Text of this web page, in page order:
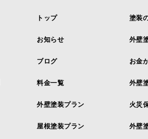
トップ
お知らせ
ブログ
料金一覧
外壁塗装プラン
屋根塗装プラン
塗装
外壁
お金
外壁
火災
外壁